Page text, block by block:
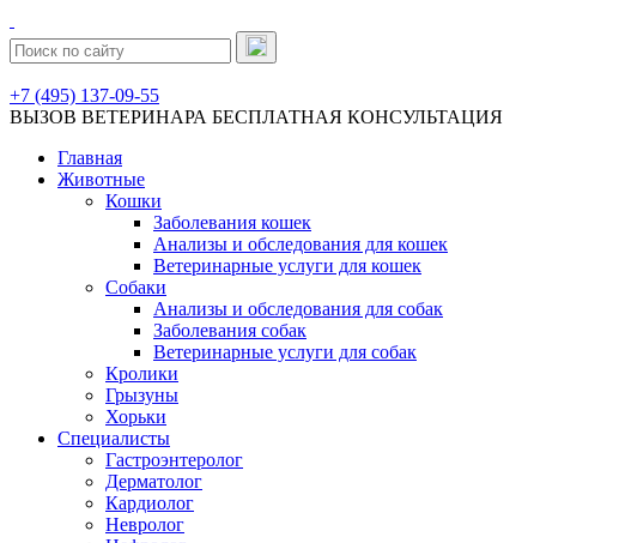
+7 (495) 137-09-55
ВЫЗОВ ВЕТЕРИНАРА БЕСПЛАТНАЯ КОНСУЛЬТАЦИЯ
Главная
Животные
Кошки
Заболевания кошек
Анализы и обследования для кошек
Ветеринарные услуги для кошек
Собаки
Анализы и обследования для собак
Заболевания собак
Ветеринарные услуги для собак
Кролики
Грызуны
Хорьки
Специалисты
Гастроэнтеролог
Дерматолог
Кардиолог
Невролог